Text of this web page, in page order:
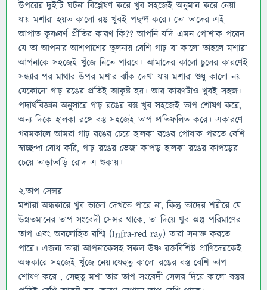
উপরের দুইটি ঘটনা বিশ্লেষণ করে খুব সহজেই অনুমান করে নেয়া
যায় মশারা হয়ত কালো রঙ খুবই পছন্দ করে। তো তাদের এই
আপাত কৃষ্ণবর্ণ প্রীতির কারণ কি?? আপনি যদি এমন পোশাক পরেন
যে তা আপনার আশপাশের তুলনায় বেশি গাঢ় বা কালো তাহলে মশারা
আপনাকে সহজেই খুঁজে নিতে পারবে। আমাদের কালো চুলের কারণেই
সন্ধ্যার পর মাথার উপর মশার ঝাঁক দেখা যায় মশারা শুধু কালো নয়
যেকোনো গাঢ় রঙের প্রতিই আকৃষ্ট হয়। আর কারণটাও খুবই সহজ।
পদার্থবিজ্ঞান অনুসারে গাঢ় রঙের বস্তু খুব সহজেই তাপ শোষণ করে,
অন্য দিকে হালকা রঙ্গে বস্তু সহজেই তাপ প্রতিফলিত করে। একারণে
গরমকালে আমরা গাঢ় রঙের চেয়ে হালকা রঙের পোষাক পরতে বেশি
স্বাচ্ছন্দ্য বোধ করি, গাঢ় রঙের ভেজা কাপড় হালকা রঙের কাপড়ের
চেয়ে তাড়াতাড়ি রোদ এ শুকায়।
২.তাপ সেন্সর
মশারা অন্ধকারে খুব ভালো দেখতে পারে না, কিন্তু তাদের শরীরে যে
উন্নতমানের তাপ সংবেদী সেন্সর থাকে, তা দিয়ে খুব অল্প পরিমাণের
তাপ এবং অবলোহিত রশ্মি (Infra-red ray) তারা সনাক্ত করতে
পারে। এজন্য তারা আপনাকেসহ সকল উষ্ণ রক্তবিশিষ্ট প্রাণিদেরকেই
অন্ধকারে সহজেই খুঁজে নেয়।যেহুতু কালো রঙের বস্তু বেশি তাপ
শোষণ করে , সেহুতু মশা তার তাপ সংবেদী সেন্সর দিয়ে কালো বস্তুর